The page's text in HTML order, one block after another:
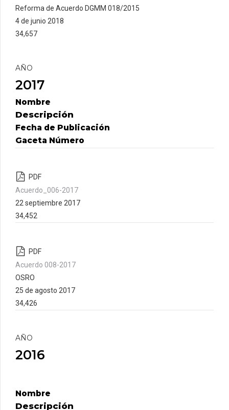
Reforma de Acuerdo DGMM 018/2015
4 de junio 2018
34,657
AÑO
2017
Nombre
Descripción
Fecha de Publicación
Gaceta Número
PDF
Acuerdo_006-2017
22 septiembre 2017
34,452
PDF
Acuerdo 008-2017
OSRO
25 de agosto 2017
34,426
AÑO
2016
Nombre
Descripción